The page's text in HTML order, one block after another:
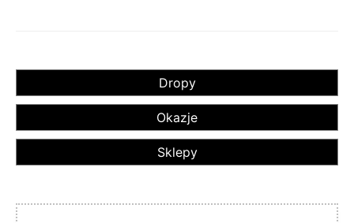
Dropy
Okazje
Sklepy